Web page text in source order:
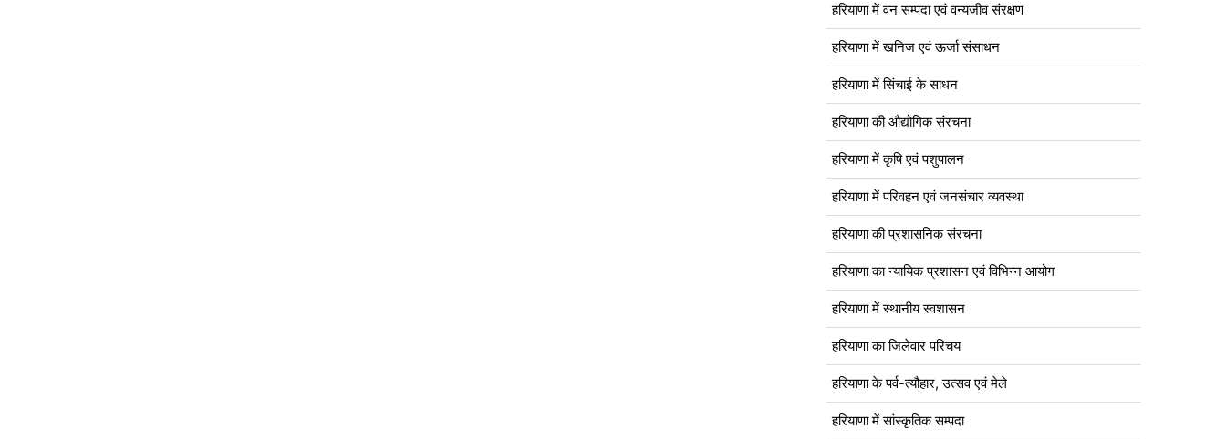
हरियाणा में वन सम्पदा एवं वन्यजीव संरक्षण
हरियाणा में खनिज एवं ऊर्जा संसाधन
हरियाणा में सिंचाई के साधन
हरियाणा की औद्योगिक संरचना
हरियाणा में कृषि एवं पशुपालन
हरियाणा में परिवहन एवं जनसंचार व्यवस्था
हरियाणा की प्रशासनिक संरचना
हरियाणा का न्यायिक प्रशासन एवं विभिन्न आयोग
हरियाणा में स्थानीय स्वशासन
हरियाणा का जिलेवार परिचय
हरियाणा के पर्व-त्यौहार, उत्सव एवं मेले
हरियाणा में सांस्कृतिक सम्पदा